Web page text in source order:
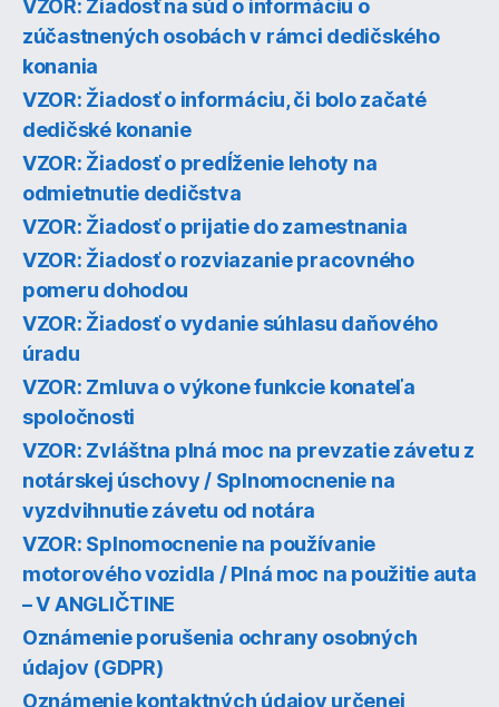
VZOR: Žiadosť na súd o informáciu o
zúčastnených osobách v rámci dedičského
konania
VZOR: Žiadosť o informáciu, či bolo začaté
dedičské konanie
VZOR: Žiadosť o predĺženie lehoty na
odmietnutie dedičstva
VZOR: Žiadosť o prijatie do zamestnania
VZOR: Žiadosť o rozviazanie pracovného
pomeru dohodou
VZOR: Žiadosť o vydanie súhlasu daňového
úradu
VZOR: Zmluva o výkone funkcie konateľa
spoločnosti
VZOR: Zvláštna plná moc na prevzatie závetu z
notárskej úschovy / Splnomocnenie na
vyzdvihnutie závetu od notára
VZOR: Splnomocnenie na používanie
motorového vozidla / Plná moc na použitie auta
– V ANGLIČTINE
Oznámenie porušenia ochrany osobných
údajov (GDPR)
Oznámenie kontaktných údajov určenej